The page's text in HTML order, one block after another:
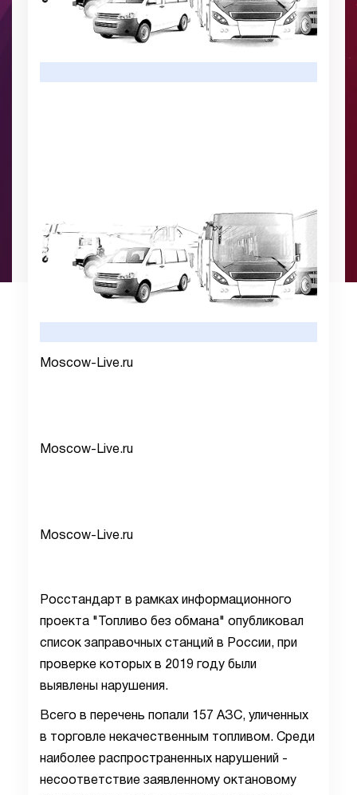
Moscow-Live.ru
Moscow-Live.ru
Moscow-Live.ru
Росстандарт в рамках информационного
проекта "Топливо без обмана" опубликовал
список заправочных станций в России, при
проверке которых в 2019 году были
выявлены нарушения.
Всего в перечень попали 157 АЗС, уличенных
в торговле некачественным топливом. Среди
наиболее распространенных нарушений -
несоответствие заявленному октановому